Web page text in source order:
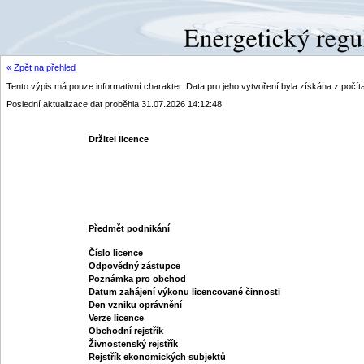
« Zpět na přehled
Tento výpis má pouze informativní charakter. Data pro jeho vytvoření byla získána z
Poslední aktualizace dat proběhla 31.07.2026 14:12:48
Držitel licence
Předmět podnikání
Číslo licence
Odpovědný zástupce
Poznámka pro obchod
Datum zahájení výkonu licencované činnosti
Den vzniku oprávnění
Verze licence
Obchodní rejstřík
Živnostenský rejstřík
Rejstřík ekonomických subjektů